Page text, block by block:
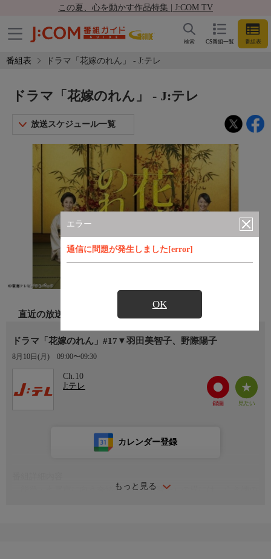
この夏、心を動かす作品特集 | J:COM TV
CS番組一覧 番組表
検索
番組表 ドラマ「花嫁のれん」 - J:テレ
エラー
通信に問題が発生しました[error]
OK
ドラマ「花嫁のれん」 - J:テレ
放送スケジュール一覧
直近の放送
ドラマ「花嫁のれん」#17▼羽田美智子、野際陽子
8月10日(月) 09:00〜09:30
Ch.10
J:テレ
もっと見る
カレンダー登録
能登・七尾市に向う奈緒子（羽田美智子）の横には、亡き姉の